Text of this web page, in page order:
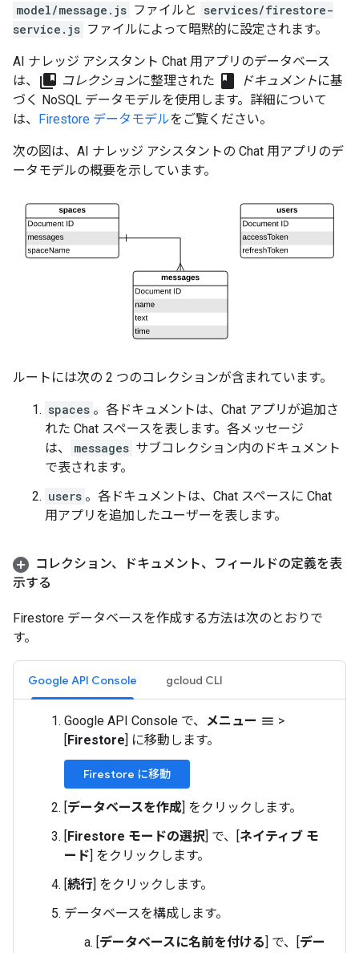
model/message.js ファイルと
services/firestore-
service.js ファイルによって暗黙的に設定されます。
AI ナレッジ アシスタント Chat 用アプリのデータベース
は、
collections_bookmark コレクションに整理された class ドキュメントに基
づく NoSQL データモデルを使用します。詳細について
は、
Firestore データモデルをご覧ください。
次の図は、AI ナレッジ アシスタントの Chat 用アプリのデ
ータモデルの概要を示しています。
ルートには次の 2 つのコレクションが含まれています。
spaces 。各ドキュメントは、Chat アプリが追加さ
れた Chat スペースを表します。各メッセージ
は、
messages サブコレクション内のドキュメント
で表されます。
users 。各ドキュメントは、Chat スペースに Chat
用アプリを追加したユーザーを表します。
コレクション、ドキュメント、フィールドの定義を表
示する
Firestore データベースを作成する方法は次のとおりで
す。
Google API Console gcloud CLI
Google API Console で、 メニュー menu >
[Firestore] に移動します。
Firestore に移動
[データベースを作成] をクリックします。
[Firestore モードの選択] で、[ネイティブ モ
ード] をクリックします。
[続行] をクリックします。
データベースを構成します。
[データベースに名前を付ける] で、[デー